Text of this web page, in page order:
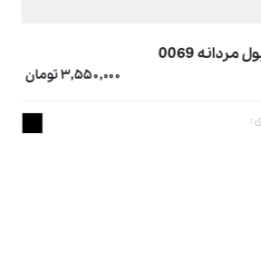
مردانه 0069
۳,۵۵۰,۰۰۰ تومان
: